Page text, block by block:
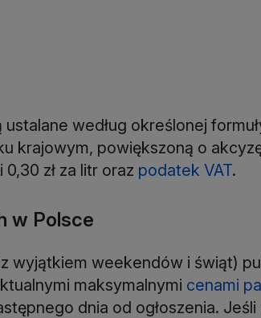
według określonej
krajowym, powiększoną o
zł za litr oraz podatek VAT.
w Polsce
wyjątkiem weekendów i świąt)
maksymalnymi cenami
dnia od ogłoszenia.